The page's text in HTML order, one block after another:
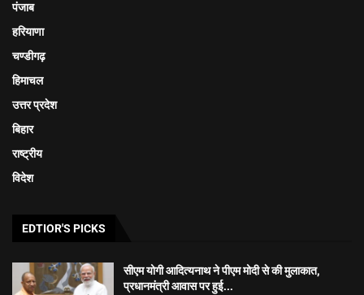
पंजाब
हरियाणा
चण्डीगढ़
हिमाचल
उत्तर प्रदेश
बिहार
राष्ट्रीय
विदेश
EDTIOR'S PICKS
सीएम योगी आदित्यनाथ ने पीएम मोदी से की मुलाकात,
प्रधानमंत्री आवास पर हुई...